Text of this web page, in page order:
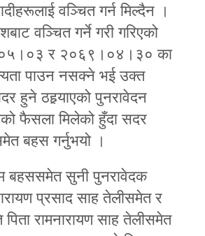
वञ्‍चित गर्न मिल्दैन ।
वञ्‍चित गर्ने गरी गरिएको
र २०६९।०४।३० का
पाउन नसक्‍ने भई उक्त
हुने ठहर्‍याएको पुनरावेदन
फैसला मिलेको हुँदा सदर
बहस गर्नुभयो ।
बहससमेत सुनी पुनरावेदक
प्रसाद साह तेलीसमेत र
पिता रामनारायण साह तेलीसमेत